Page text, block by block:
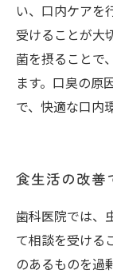
い、口内ケアを
受けることが大
菌を摂ることで
ます。口臭の原
で、快適な口内
食生活の改善
歯科医院では、
て相談を受ける
のあるものを過